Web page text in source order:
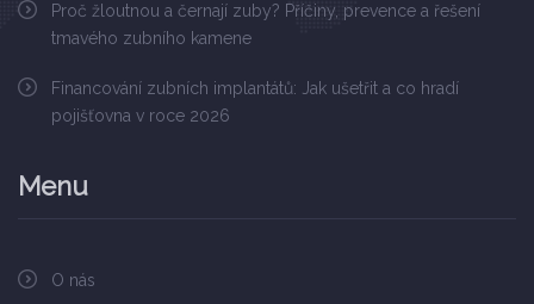
Proč žloutnou a černají zuby? Příčiny, prevence a řešení
tmavého zubního kamene
Financování zubních implantátů: Jak ušetřit a co hradí
pojišťovna v roce 2026
Menu
O nás